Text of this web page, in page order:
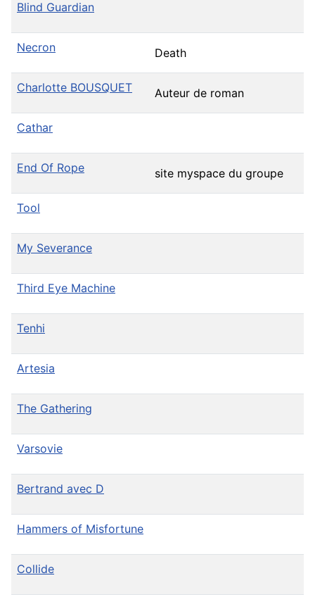
Blind Guardian
Necron Death
Charlotte BOUSQUET Auteur de roman
Cathar
End Of Rope site myspace du groupe
Tool
My Severance
Third Eye Machine
Tenhi
Artesia
The Gathering
Varsovie
Bertrand avec D
Hammers of Misfortune
Collide